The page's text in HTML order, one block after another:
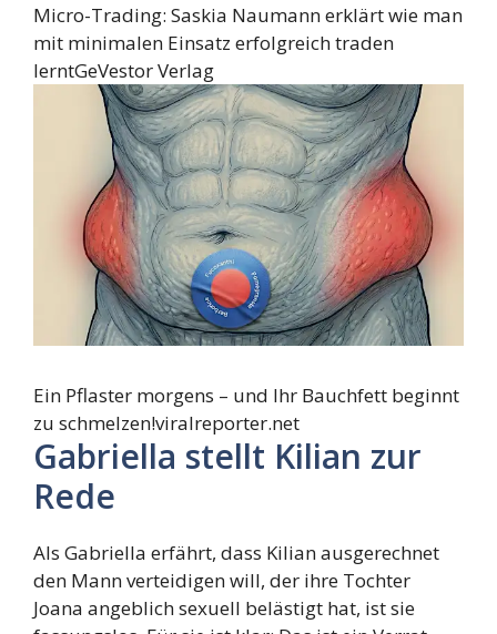
Micro-Trading: Saskia Naumann erklärt wie man
mit minimalen Einsatz erfolgreich traden
lerntGeVestor Verlag
Ein Pflaster morgens – und Ihr Bauchfett beginnt
zu schmelzen!viralreporter.net
Gabriella stellt Kilian zur
Rede
Als Gabriella erfährt, dass Kilian ausgerechnet
den Mann verteidigen will, der ihre Tochter
Joana angeblich sexuell belästigt hat, ist sie